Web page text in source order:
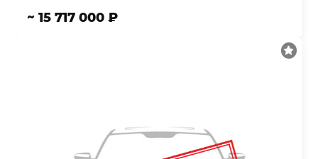
~ 15 717 000 ₽